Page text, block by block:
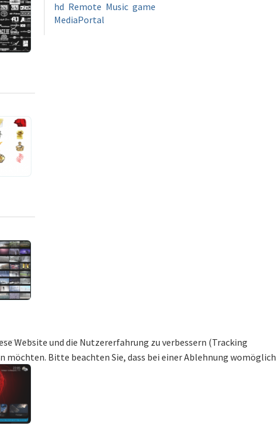
hd Remote Music game
MediaPortal
Website und die Nutzererfahrung zu verbessern (Tracking
möchten. Bitte beachten Sie, dass bei einer Ablehnung womöglich